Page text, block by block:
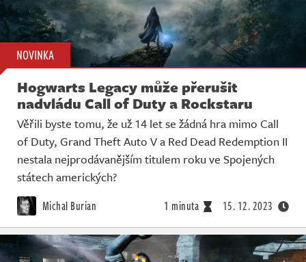
NOVINKA
Hogwarts Legacy může přerušit
nadvládu Call of Duty a Rockstaru
Věřili byste tomu, že už 14 let se žádná hra mimo Call
of Duty, Grand Theft Auto V a Red Dead Redemption II
nestala nejprodávanějším titulem roku ve Spojených
státech amerických?
Michal Burian 1 minuta 15. 12. 2023